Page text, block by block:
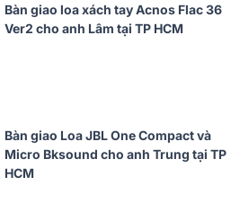
Bàn giao loa xách tay Acnos Flac 36
Ver2 cho anh Lâm tại TP HCM
Bàn giao Loa JBL One Compact và
Micro Bksound cho anh Trung tại TP
HCM